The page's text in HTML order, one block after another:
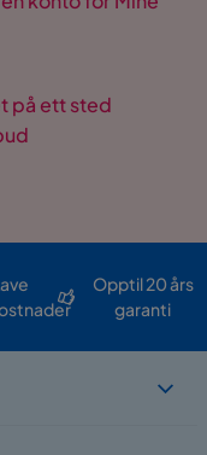
på ett sted
Opptil 20 års
garanti